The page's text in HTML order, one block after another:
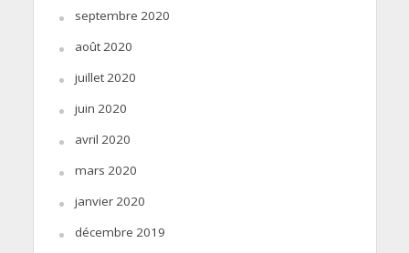
septembre 2020
août 2020
juillet 2020
juin 2020
avril 2020
mars 2020
janvier 2020
décembre 2019